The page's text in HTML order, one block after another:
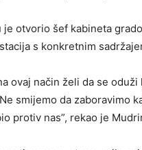
je otvorio šef kabineta
s konkretnim
ovaj način želi da se
smijemo da zaboravimo
protiv nas”, rekao je